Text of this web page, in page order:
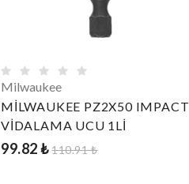
Milwaukee
MİLWAUKEE PZ2X50 IMPACT
VİDALAMA UCU 1Lİ
99.82 ₺110.91 ₺